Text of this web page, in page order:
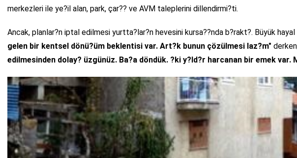
merkezleri ile ye?il alan, park, çar?? ve AVM taleplerini dillendirmi?ti.
Ancak, planlar?n iptal edilmesi yurtta?lar?n hevesini kursa??nda b?rakt?. Büyük
gelen bir kentsel dönü?üm beklentisi var. Art?k bunun çözülmesi laz?m"
edilmesinden dolay? üzgünüz. Ba?a döndük. ?ki y?ld?r harcanan bir emek